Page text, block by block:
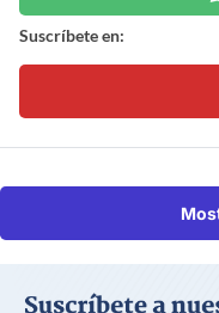
Suscríbete en: